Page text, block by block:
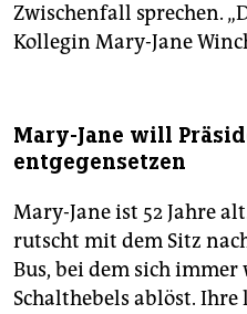
Zwischenfall sprechen.
Kollegin Mary-Jane
Mary-Jane will
entgegensetzen
Mary-Jane ist 52 Jahre
rutscht mit dem Sitz
Bus, bei dem sich immer
Schalthebels ablöst.